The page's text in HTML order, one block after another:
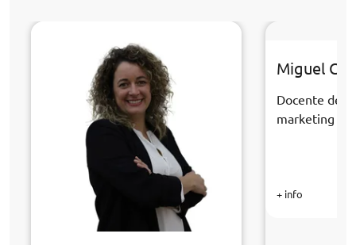
Miguel
Docente de
marketing
+ info